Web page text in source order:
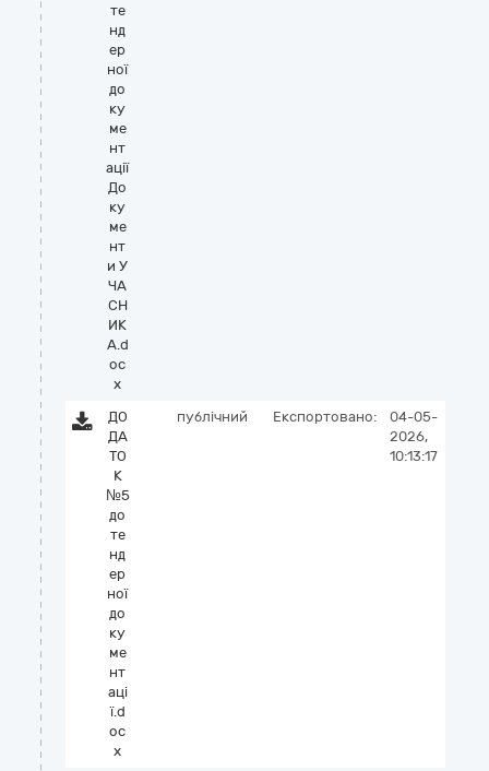
те
нд
ер
ної
до
ку
ме
нт
ації
До
ку
ме
нт
и У
ЧА
СН
ИК
А.d
oc
x
ДО
ДА
ТО
К
№5
до
те
нд
ер
ної
до
ку
ме
нт
аці
ї.d
oc
x
публічний Експортовано:
04-05-
2026,
10:13:17